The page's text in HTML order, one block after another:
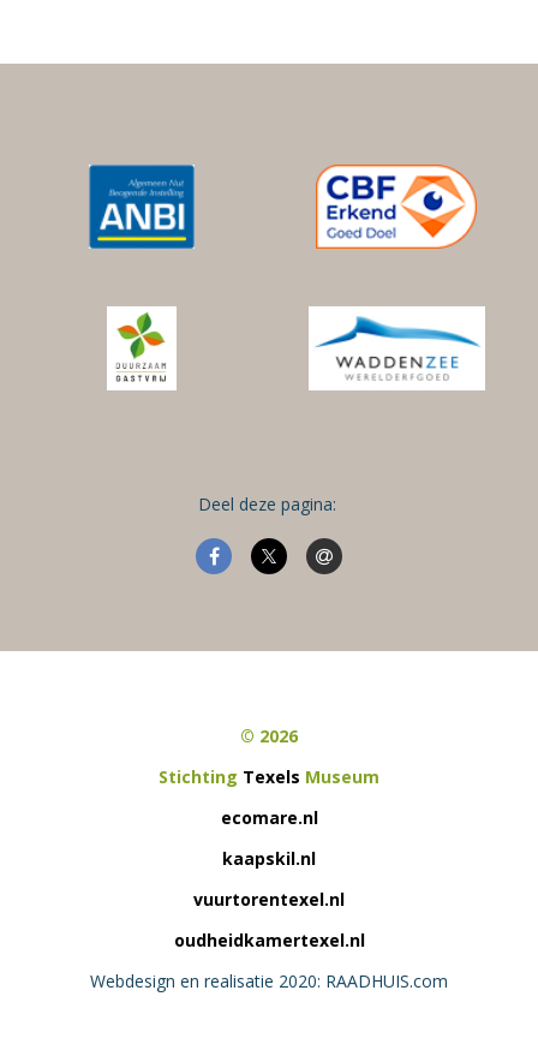
Deel deze pagina:
© 2026
Stichting Texels Museum
ecomare.nl
kaapskil.nl
vuurtorentexel.nl
oudheidkamertexel.nl
Webdesign en realisatie 2020: RAADHUIS.com